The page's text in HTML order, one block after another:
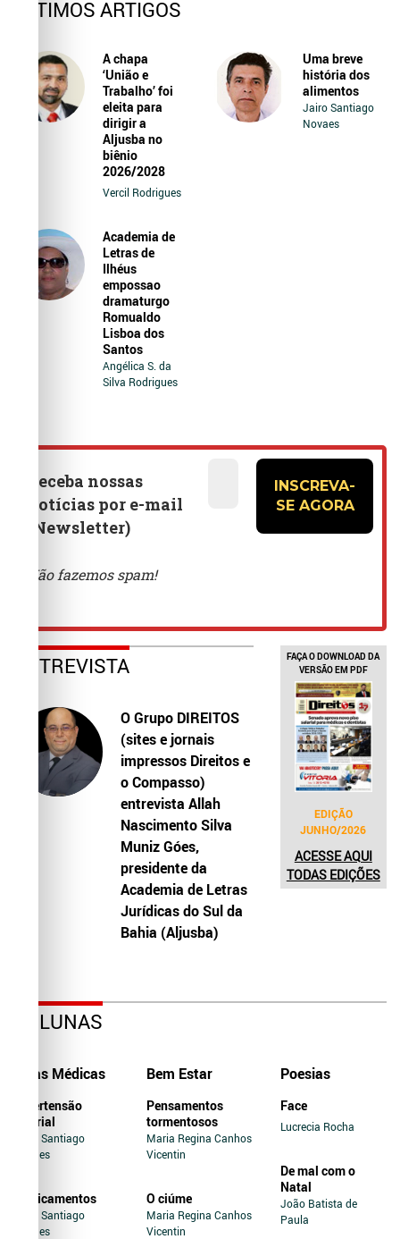
ÚLTIMOS ARTIGOS
A chapa
‘União e
Trabalho’ foi
eleita para
dirigir a
Aljusba no
biênio
2026/2028
Vercil Rodrigues
Uma breve
história dos
alimentos
Jairo Santiago
Novaes
Academia de
Letras de
Ilhéus
empossao
dramaturgo
Romualdo
Lisboa dos
Santos
Angélica S. da
Silva Rodrigues
ENTREVISTA
O Grupo DIREITOS
(sites e jornais
impressos Direitos e
o Compasso)
entrevista Allah
Nascimento Silva
Muniz Góes,
presidente da
Academia de Letras
Jurídicas do Sul da
Bahia (Aljusba)
FAÇA O DOWNLOAD DA
VERSÃO EM PDF
EDIÇÃO
JUNHO/2026
ACESSE AQUI
TODAS EDIÇÕES
COLUNAS
Dicas Médicas
Hipertensão
Arterial
Jairo Santiago
Novaes
Medicamentos
Jairo Santiago
Novaes
Bem Estar
Pensamentos
tormentosos
Maria Regina Canhos
Vicentin
O ciúme
Maria Regina Canhos
Vicentin
Poesias
Face
Lucrecia Rocha
De mal com o
Natal
João Batista de
Paula